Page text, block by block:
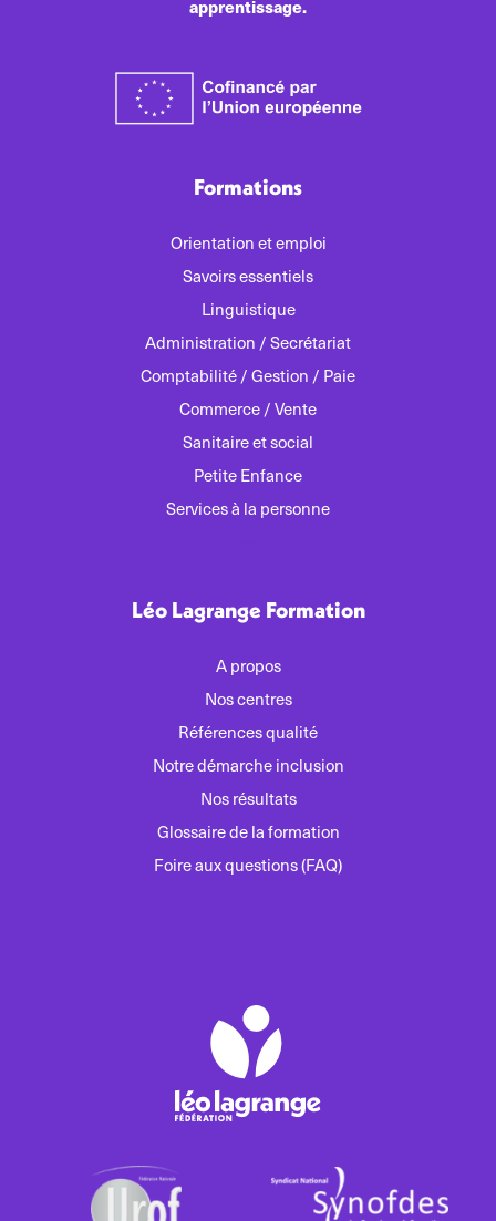
apprentissage.
Formations
Orientation et emploi
Savoirs essentiels
Linguistique
Administration / Secrétariat
Comptabilité / Gestion / Paie
Commerce / Vente
Sanitaire et social
Petite Enfance
Services à la personne
Léo Lagrange Formation
A propos
Nos centres
Références qualité
Notre démarche inclusion
Nos résultats
Glossaire de la formation
Foire aux questions (FAQ)